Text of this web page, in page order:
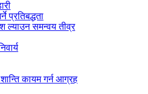
प्रतिबद्धता
ल्याउन समन्वय तीव्र
कायम गर्न आग्रह